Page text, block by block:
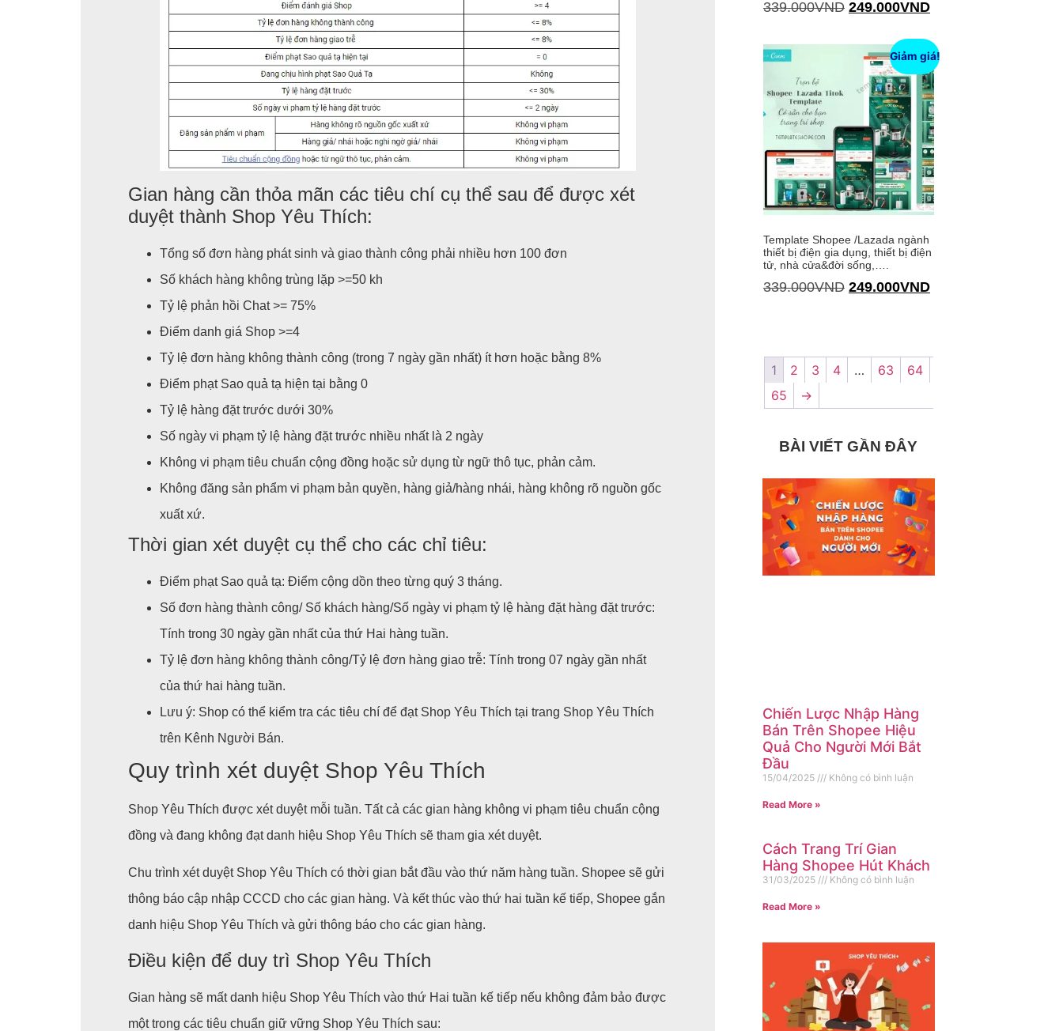
Gian hàng cần thỏa mãn các tiêu chí cụ thể sau để được xét
duyệt thành Shop Yêu Thích:
Tổng số đơn hàng phát sinh và giao thành công phải nhiều hơn 100 đơn
Số khách hàng không trùng lặp >=50 kh
Tỷ lệ phản hồi Chat >= 75%
Điểm danh giá Shop >=4
Tỷ lệ đơn hàng không thành công (trong 7 ngày gần nhất) ít hơn hoặc bằng 8%
Điểm phạt Sao quả tạ hiện tại bằng 0
Tỷ lệ hàng đặt trước dưới 30%
Số ngày vi phạm tỷ lệ hàng đặt trước nhiều nhất là 2 ngày
Không vi phạm tiêu chuẩn cộng đồng hoặc sử dụng từ ngữ thô tục, phản cảm.
Không đăng sản phẩm vi phạm bản quyền, hàng giả/hàng nhái, hàng không rõ nguồn gốc
xuất xứ.
Thời gian xét duyệt cụ thể cho các chỉ tiêu:
Điểm phạt Sao quả tạ: Điểm cộng dồn theo từng quý 3 tháng.
Số đơn hàng thành công/ Số khách hàng/Số ngày vi phạm tỷ lệ hàng đặt hàng đặt trước:
Tính trong 30 ngày gần nhất của thứ Hai hàng tuần.
Tỷ lệ đơn hàng không thành công/Tỷ lệ đơn hàng giao trễ: Tính trong 07 ngày gần nhất
của thứ hai hàng tuần.
Lưu ý: Shop có thể kiểm tra các tiêu chí để đạt Shop Yêu Thích tại trang Shop Yêu Thích
trên Kênh Người Bán.
Quy trình xét duyệt Shop Yêu Thích
Shop Yêu Thích được xét duyệt mỗi tuần. Tất cả các gian hàng không vi phạm tiêu chuẩn cộng
đồng và đang không đạt danh hiệu Shop Yêu Thích sẽ tham gia xét duyệt.
Chu trình xét duyệt Shop Yêu Thích có thời gian bắt đầu vào thứ năm hàng tuần. Shopee sẽ gửi
thông báo cập nhập CCCD cho các gian hàng. Và kết thúc vào thứ hai tuần kế tiếp, Shopee gắn
danh hiệu Shop Yêu Thích và gửi thông báo cho các gian hàng.
Điều kiện để duy trì Shop Yêu Thích
Gian hàng sẽ mất danh hiệu Shop Yêu Thích vào thứ Hai tuần kế tiếp nếu không đảm bảo được
một trong các tiêu chuẩn giữ vững Shop Yêu Thích sau:
339.000VND 249.000VND
Giảm giá!
Template Shopee /Lazada ngành
thiết bị điện gia dụng, thiết bị điện
tử, nhà cửa&đời sống,….
339.000VND 249.000VND
1 2 3 4 … 63
64
65
→
BÀI VIẾT GẦN ĐÂY
Chiến Lược Nhập Hàng
Bán Trên Shopee Hiệu
Quả Cho Người Mới Bắt
Đầu
15/04/2025 Không có bình luận
Read More »
Cách Trang Trí Gian
Hàng Shopee Hút Khách
31/03/2025 Không có bình luận
Read More »